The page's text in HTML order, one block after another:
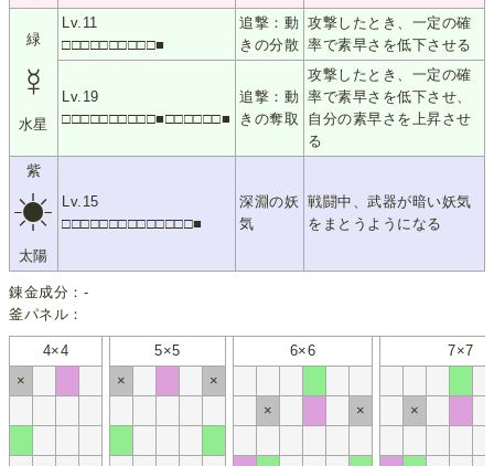
緑
☿
水星
Lv.11
□□□□□□□□□□■
追撃：動
きの分散
攻撃したとき、一定の確
率で素早さを低下させる
Lv.19
□□□□□□□□□□■□□□□□□■
追撃：動
きの奪取
攻撃したとき、一定の確
率で素早さを低下させ、
自分の素早さを上昇させ
る
紫
☀
太陽
Lv.15
□□□□□□□□□□□□□□■
深淵の妖
気
戦闘中、武器が暗い妖気
をまとうようになる
錬金成分：-
釜パネル：
4×4 5×5 6×6
7×7
×
×
×
×
× ×